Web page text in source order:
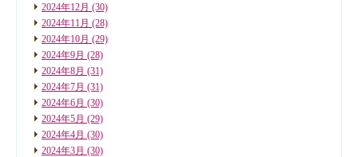
2024年12月 (30)
2024年11月 (28)
2024年10月 (29)
2024年9月 (28)
2024年8月 (31)
2024年7月 (31)
2024年6月 (30)
2024年5月 (29)
2024年4月 (30)
2024年3月 (30)